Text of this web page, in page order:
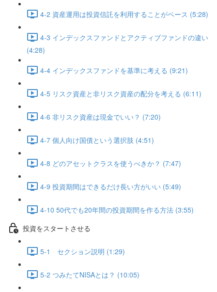
4-2 資産運用は投資信託を利用することがベース (5:28)
4-3 インデックスファンドとアクティブファンドの違い
(4:28)
4-4 インデックスファンドを基準に考える (9:21)
4-5 リスク資産と非リスク資産の配分を考える (6:11)
4-6 非リスク資産は現金でいい？ (7:20)
4-7 個人向け国債という選択肢 (4:51)
4-8 どのアセットクラスを使うべきか？ (7:47)
4-9 投資期間はできるだけ長い方がいい (5:49)
4-10 50代でも20年間の投資期間を作る方法 (3:55)
投資をスタートさせる
5-1 セクション説明 (1:29)
5-2 つみたてNISAとは？ (10:05)